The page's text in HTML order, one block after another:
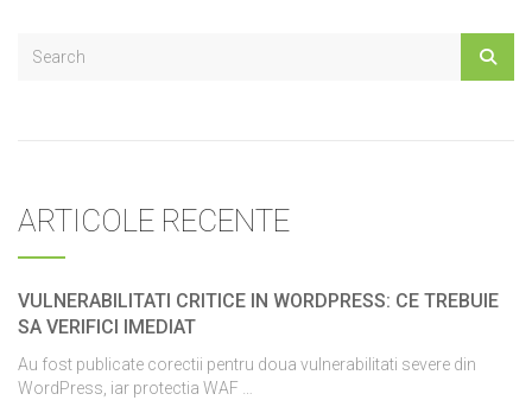
ARTICOLE RECENTE
VULNERABILITATI CRITICE IN WORDPRESS: CE TREBUIE
SA VERIFICI IMEDIAT
Au fost publicate corectii pentru doua vulnerabilitati severe din
WordPress, iar protectia WAF …